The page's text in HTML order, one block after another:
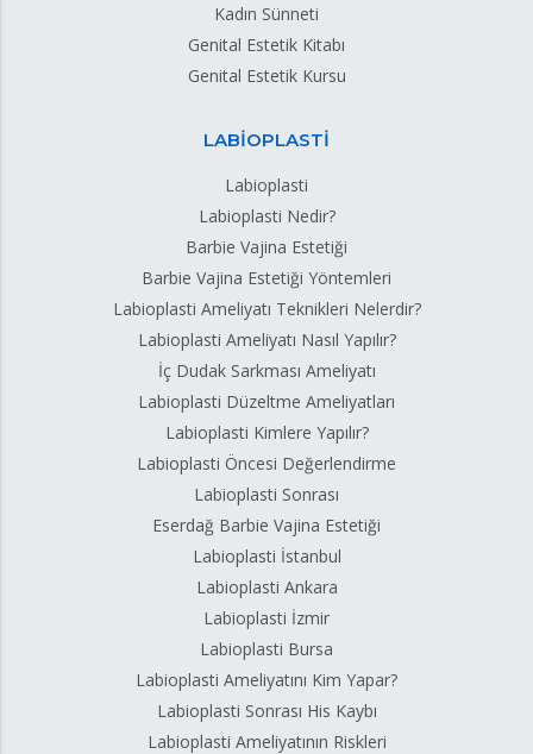
Kadın Sünneti
Genital Estetik Kitabı
Genital Estetik Kursu
LABİOPLASTİ
Labioplasti
Labioplasti Nedir?
Barbie Vajina Estetiği
Barbie Vajina Estetiği Yöntemleri
Labioplasti Ameliyatı Teknikleri Nelerdir?
Labioplasti Ameliyatı Nasıl Yapılır?
İç Dudak Sarkması Ameliyatı
Labioplasti Düzeltme Ameliyatları
Labioplasti Kimlere Yapılır?
Labioplasti Öncesi Değerlendirme
Labioplasti Sonrası
Eserdağ Barbie Vajina Estetiği
Labioplasti İstanbul
Labioplasti Ankara
Labioplasti İzmir
Labioplasti Bursa
Labioplasti Ameliyatını Kim Yapar?
Labioplasti Sonrası His Kaybı
Labioplasti Ameliyatının Riskleri